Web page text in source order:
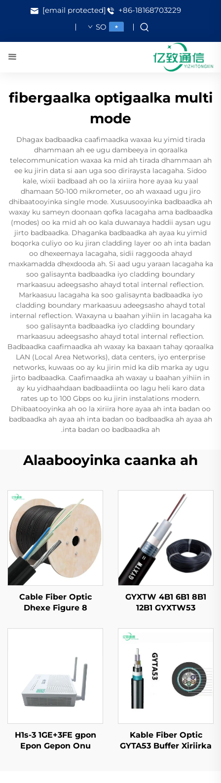
+86-18168703229
[email protected]
SO
fibergaalka optigaalka multi
mode
Dhagax badbaadka caafimaadka waxaa ku yimid tirada
dhammaan ah ee ugu dambeeya in qoraalka
telecommunication waxaa ka mid ah tirada dhammaan ah
ee ku jirin data si aan uga soo diriraysta lacagaha. Sidoo
kale, wixii badbaad ah oo la xiriira hore ayaa ku yaal
dhamaan 50-100 mikrometer, oo ah waxaad ugu jiro
dhibaatooyinka single mode. Xusuusooyinka badbaadka ah
waxay ku sameyn doonaan qofka lacagaha ama badbaadka
(modes) oo ka mid ah oo kala duwanaya haddii aysan ugu
jirto badbaadka. Dhaganka badbaadka ah ayaa ku yimid
boqorka culiyo oo ku jiran cladding layer oo ah inta badan
oo dhexeemaya lacagaha, sidii raggooda ahayd
maxkamadda dhexdooda ah. Si aad ugu yaraan lacagaha ka
soo galisaynta badbaadka iyo cladding boundary
markaasuu adeegsasho ahayd total internal reflection.
Markaasuu lacagaha ka soo galisaynta badbaadka iyo
cladding boundary markaasuu adeegsasho ahayd total
internal reflection. Waxayna u baahan yihiin in lacagaha ka
soo galisaynta badbaadka iyo cladding boundary
markaasuu adeegsasho ahayd total internal reflection.
Badbaadka caafimaadka ah waxay ka baxaan tahay qoraalka
LAN (Local Area Networks), data centers, iyo enterprise
networks, kuwaas oo ay ku jirin mid ka dib marka ay ugu
jirto badbaadka. Caafimaadka ah waxay u baahan yihiin in
ay ku yidhaahdaan badbaadiinta oo lagu heli karo data
rates up to 100 Gbps oo ku jirin instalations modern.
Dhibaatooyinka ah oo la xiriira hore ayaa ah inta badan oo
badbaadka ah ayaa ah inta badan oo badbaadka ah ayaa ah
inta badan oo badbaadka ah.
Alaabooyinka caanka ah
GYXTW 4B1 6B1 8B1
12B1 GYXTW53
Opticska
Cable Fiber Optic
Dhexe Figure 8
Kable Fiber Optic
GYTA53 Buffer Xiriirka
H1s-3 1GE+3FE gpon
Epon Gepon Onu